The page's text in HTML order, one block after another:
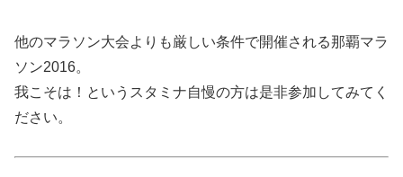
他のマラソン大会よりも厳しい条件で開催される那覇マラ
ソン2016。
我こそは！というスタミナ自慢の方は是非参加してみてく
ださい。